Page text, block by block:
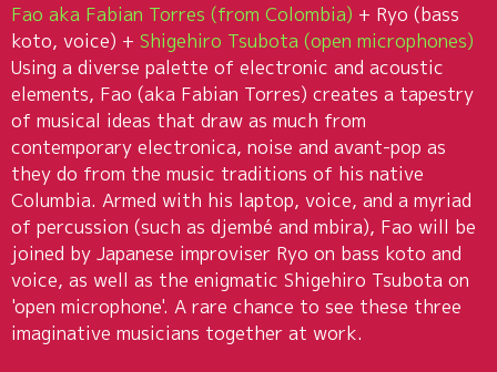
Fao aka Fabian Torres (from Colombia) + Ryo (bass
koto, voice) + Shigehiro Tsubota (open microphones)
Using a diverse palette of electronic and acoustic
elements, Fao (aka Fabian Torres) creates a tapestry
of musical ideas that draw as much from
contemporary electronica, noise and avant-pop as
they do from the music traditions of his native
Columbia. Armed with his laptop, voice, and a myriad
of percussion (such as djembé and mbira), Fao will be
joined by Japanese improviser Ryo on bass koto and
voice, as well as the enigmatic Shigehiro Tsubota on
'open microphone'. A rare chance to see these three
imaginative musicians together at work.